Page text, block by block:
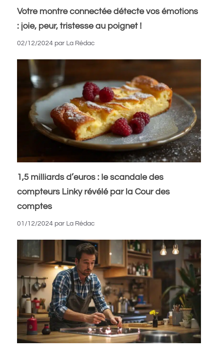
Votre montre connectée détecte vos émotions
: joie, peur, tristesse au poignet !
02/12/2024 par La Rédac
1,5 milliards d’euros : le scandale des
compteurs Linky révélé par la Cour des
comptes
01/12/2024 par La Rédac